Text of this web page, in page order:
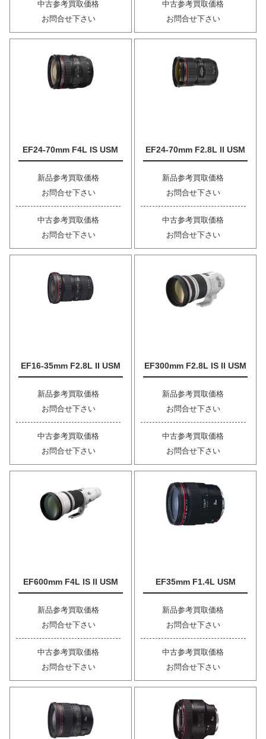
中古参考買取価格
お問合せ下さい
中古参考買取価格
お問合せ下さい
EF24-70mm F4L IS USM
新品参考買取価格
お問合せ下さい
中古参考買取価格
お問合せ下さい
EF24-70mm F2.8L II USM
新品参考買取価格
お問合せ下さい
中古参考買取価格
お問合せ下さい
EF16-35mm F2.8L II USM
新品参考買取価格
お問合せ下さい
中古参考買取価格
お問合せ下さい
EF300mm F2.8L IS II USM
新品参考買取価格
お問合せ下さい
中古参考買取価格
お問合せ下さい
EF600mm F4L IS II USM
新品参考買取価格
お問合せ下さい
中古参考買取価格
お問合せ下さい
EF35mm F1.4L USM
新品参考買取価格
お問合せ下さい
中古参考買取価格
お問合せ下さい